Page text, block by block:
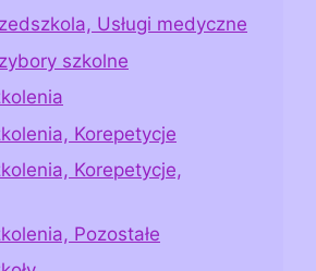
Usługi medyczne
szkolne
Korepetycje
Korepetycje,
Pozostałe